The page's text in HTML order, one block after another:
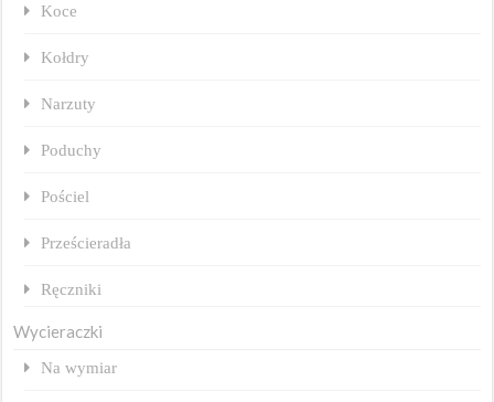
Koce
Kołdry
Narzuty
Poduchy
Pościel
Prześcieradła
Ręczniki
Wycieraczki
Na wymiar